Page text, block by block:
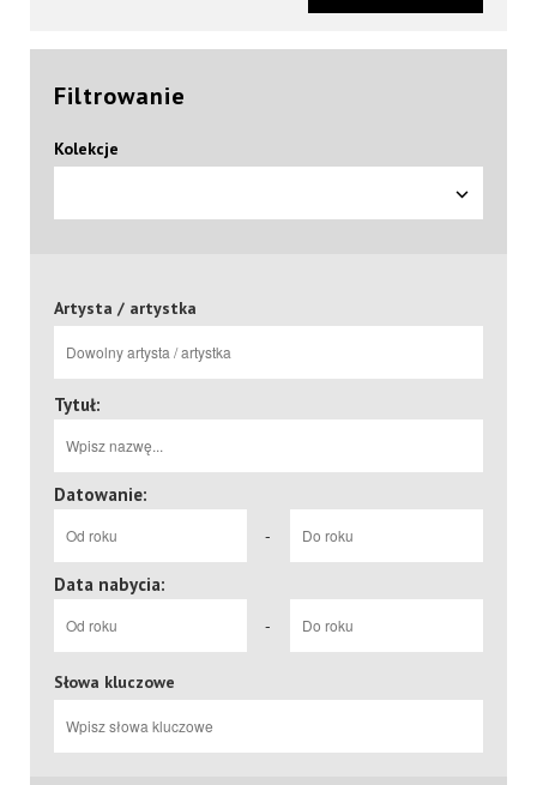
Filtrowanie
Kolekcje
Artysta / artystka
Tytuł:
Datowanie:
-
Data nabycia:
-
Słowa kluczowe